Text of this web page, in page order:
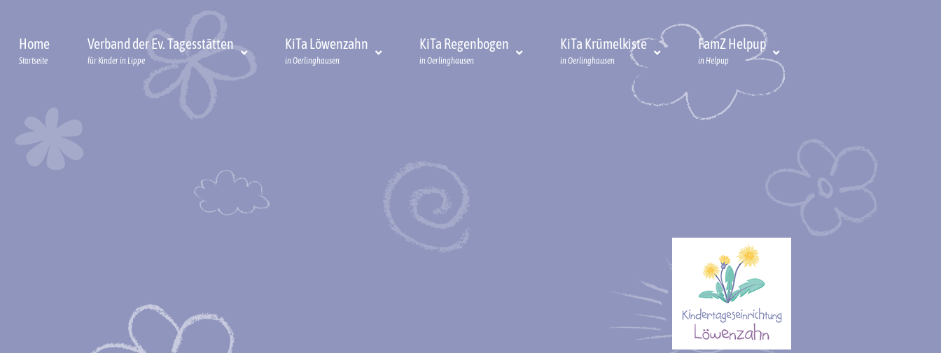
Home
Startseite
Verband der Ev. Tagesstätten
für Kinder in Lippe
KiTa Löwenzahn
in Oerlinghausen
KiTa Regenbogen
in Oerlinghausen
KiTa Krümelkiste
in Oerlinghausen
FamZ Helpup
in Helpup